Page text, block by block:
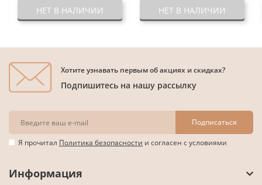
НЕТ В НАЛИЧИИ НЕТ В НАЛИЧИИ
Хотите узнавать первым об акциях и скидках?
Подпишитесь на нашу рассылку
Подписаться
Я прочитал Политика безопасности и согласен с условиями
Информация